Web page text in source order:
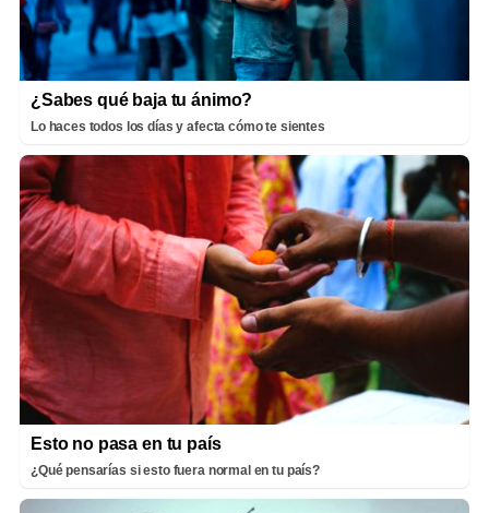
¿Sabes qué baja tu ánimo?
Lo haces todos los días y afecta cómo te sientes
Esto no pasa en tu país
¿Qué pensarías si esto fuera normal en tu país?